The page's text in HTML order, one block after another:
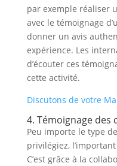
par exemple réaliser
avec le témoignage
donner un avis
expérience. Les
d’écouter ces
cette activité.
Discutons de votre
4. Témoignage des
Peu importe le type
privilégiez,
C’est grâce à la